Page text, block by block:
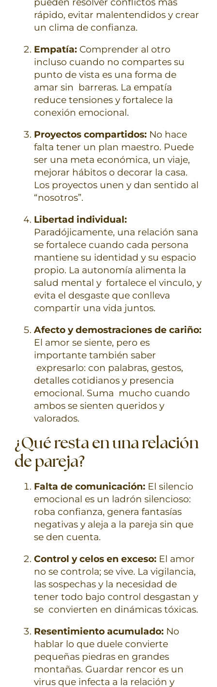
rápido, evitar malentendidos y crear
un clima de confianza.
Empatía: Comprender al otro
incluso cuando no compartes su
punto de vista es una forma de
amar sin barreras. La empatía
reduce tensiones y fortalece la
conexión emocional.
Proyectos compartidos: No hace
falta tener un plan maestro. Puede
ser una meta económica, un viaje,
mejorar hábitos o decorar la casa.
Los proyectos unen y dan sentido al
“nosotros”.
Libertad individual:
Paradójicamente, una relación sana
se fortalece cuando cada persona
mantiene su identidad y su espacio
propio. La autonomía alimenta la
salud mental y fortalece el vinculo, y
evita el desgaste que conlleva
compartir una vida juntos.
Afecto y demostraciones de cariño:
El amor se siente, pero es
importante también saber
expresarlo: con palabras, gestos,
detalles cotidianos y presencia
emocional. Suma mucho cuando
ambos se sienten queridos y
valorados.
¿Qué resta en una relación
de pareja?
Falta de comunicación: El silencio
emocional es un ladrón silencioso:
roba confianza, genera fantasías
negativas y aleja a la pareja sin que
se den cuenta.
Control y celos en exceso: El amor
no se controla; se vive. La vigilancia,
las sospechas y la necesidad de
tener todo bajo control desgastan y
se convierten en dinámicas tóxicas.
Resentimiento acumulado: No
hablar lo que duele convierte
pequeñas piedras en grandes
montañas. Guardar rencor es un
virus que infecta a la relación y